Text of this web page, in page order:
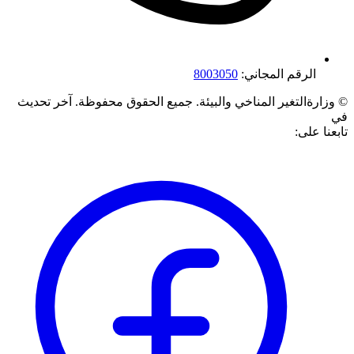
الرقم المجاني: 8003050
© وزارةالتغير المناخي والبيئة. جميع الحقوق محفوظة. آخر تحديث
في
تابعنا على: